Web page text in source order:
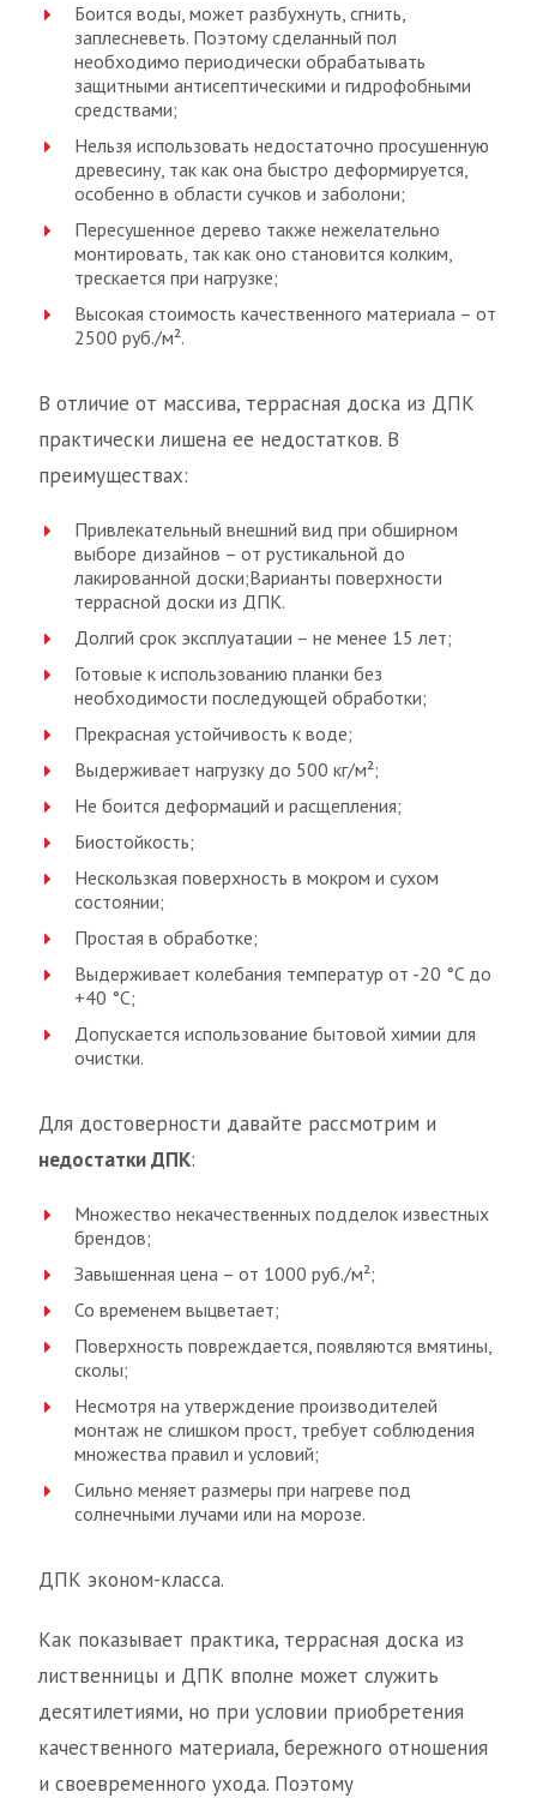
Боится воды, может разбухнуть, сгнить,
заплесневеть. Поэтому сделанный пол
необходимо периодически обрабатывать
защитными антисептическими и гидрофобными
средствами;
Нельзя использовать недостаточно просушенную
древесину, так как она быстро деформируется,
особенно в области сучков и заболони;
Пересушенное дерево также нежелательно
монтировать, так как оно становится колким,
трескается при нагрузке;
Высокая стоимость качественного материала – от
2500 руб./м².
В отличие от массива, террасная доска из ДПК
практически лишена ее недостатков. В
преимуществах:
Привлекательный внешний вид при обширном
выборе дизайнов – от рустикальной до
лакированной доски;Варианты поверхности
террасной доски из ДПК.
Долгий срок эксплуатации – не менее 15 лет;
Готовые к использованию планки без
необходимости последующей обработки;
Прекрасная устойчивость к воде;
Выдерживает нагрузку до 500 кг/м²;
Не боится деформаций и расщепления;
Биостойкость;
Нескользкая поверхность в мокром и сухом
состоянии;
Простая в обработке;
Выдерживает колебания температур от -20 °C до
+40 °С;
Допускается использование бытовой химии для
очистки.
Для достоверности давайте рассмотрим и
недостатки ДПК:
Множество некачественных подделок известных
брендов;
Завышенная цена – от 1000 руб./м²;
Со временем выцветает;
Поверхность повреждается, появляются вмятины,
сколы;
Несмотря на утверждение производителей
монтаж не слишком прост, требует соблюдения
множества правил и условий;
Сильно меняет размеры при нагреве под
солнечными лучами или на морозе.
ДПК эконом-класса.
Как показывает практика, террасная доска из
лиственницы и ДПК вполне может служить
десятилетиями, но при условии приобретения
качественного материала, бережного отношения
и своевременного ухода. Поэтому